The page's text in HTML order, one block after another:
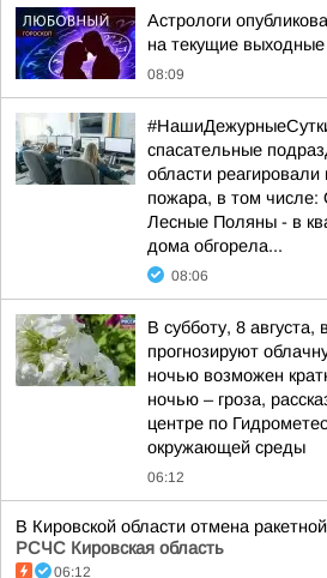
Астрологи
на текущие выходные
08:09
спасательные
области реагировали
пожара, в том числе:
Лесные Поляны - в
дома обгорела...
08:06
В субботу, 8 августа,
прогнозируют
ночью возможен
ночью – гроза,
центре по
окружающей среды
06:12
В Кировской области отмена
РСЧС Кировская область
06:12